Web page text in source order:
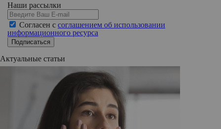
Наши рассылки
Согласен с соглашением об использовании
информационного ресурса
Подписаться
Актуальные статьи